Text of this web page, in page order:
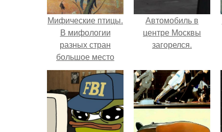
Мифические птицы.
В мифологии
разных стран
большое место
занимают образы
птиц.
Автомобиль в
центре Москвы
загорелся.